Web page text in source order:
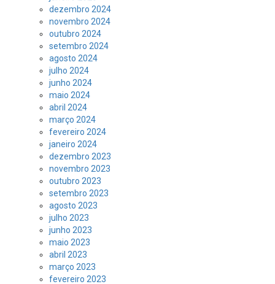
dezembro 2024
novembro 2024
outubro 2024
setembro 2024
agosto 2024
julho 2024
junho 2024
maio 2024
abril 2024
março 2024
fevereiro 2024
janeiro 2024
dezembro 2023
novembro 2023
outubro 2023
setembro 2023
agosto 2023
julho 2023
junho 2023
maio 2023
abril 2023
março 2023
fevereiro 2023